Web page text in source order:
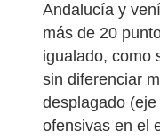
Andalucía y
más de 20
igualado, como
sin diferenciar
desplagado
ofensivas en el